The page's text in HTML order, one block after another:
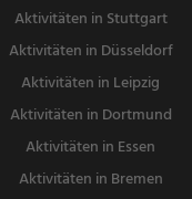
Aktivitäten in Stuttgart
Aktivitäten in Düsseldorf
Aktivitäten in Leipzig
Aktivitäten in Dortmund
Aktivitäten in Essen
Aktivitäten in Bremen